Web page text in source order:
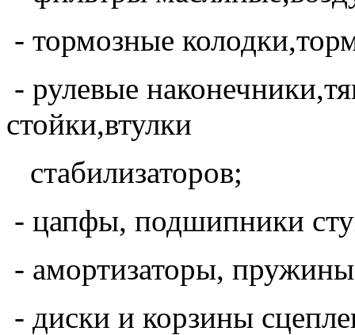
- тормозные
- рулевые
стойки,втулки
стабилизаторов;
- цапфы, подшипники
- амортизаторы,
- диски и корзины